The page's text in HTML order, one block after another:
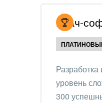
Внедрение
Интеграция с
Внедрение
процессов
Итач-
уровень
300